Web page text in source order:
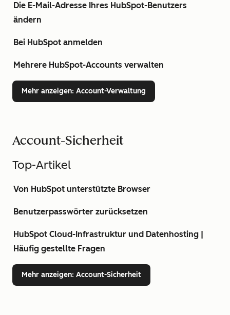
Die E-Mail-Adresse Ihres HubSpot-Benutzers
ändern
Bei HubSpot anmelden
Mehrere HubSpot-Accounts verwalten
Mehr anzeigen: Account-Verwaltung
Account-Sicherheit
Top-Artikel
Von HubSpot unterstützte Browser
Benutzerpasswörter zurücksetzen
HubSpot Cloud-Infrastruktur und Datenhosting |
Häufig gestellte Fragen
Mehr anzeigen: Account-Sicherheit